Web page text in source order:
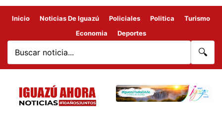
Inicio Noticias De Iguazú Policiales Politica
Turismo
Economia
Deportes
🔍